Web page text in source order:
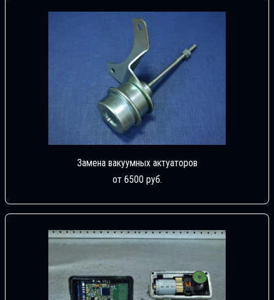
Замена вакуумных актуаторов
от 6500 руб.